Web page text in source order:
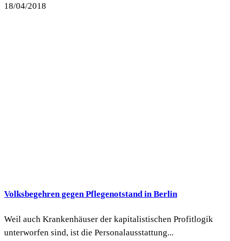
18/04/2018
Volksbegehren gegen Pflegenotstand in Berlin
Weil auch Krankenhäuser der kapitalistischen Profitlogik
unterworfen sind, ist die Personalausstattung...